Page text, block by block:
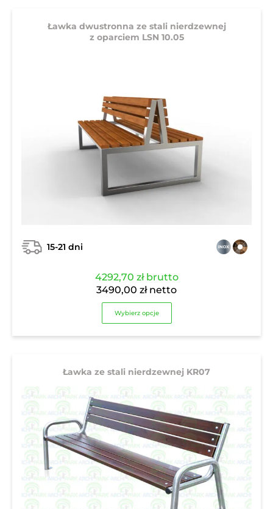
Ławka dwustronna ze stali nierdzewnej
z oparciem LSN 10.05
15-21 dni
4292,70 złbrutto
3490,00 złnetto
Wybierz opcje
Ławka ze stali nierdzewnej KR07